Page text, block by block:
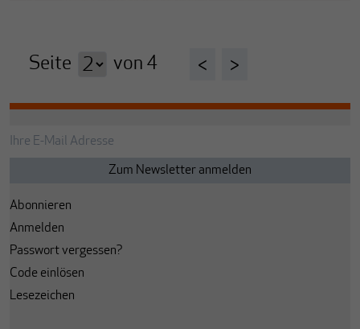
Seite von 4 < >
Abonnieren
Anmelden
Passwort vergessen?
Code einlösen
Lesezeichen